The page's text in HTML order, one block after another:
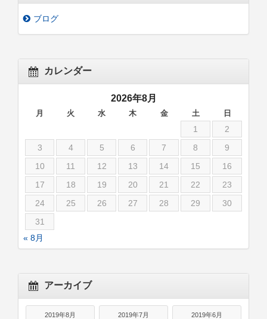
ブログ
カレンダー
2026年8月
月 火 水 木 金 土 日
1
2
3
4 5 6 7 8
9
10
11 12 13 14 15
16
17
18 19 20 21 22
23
24
25 26 27 28 29
30
31
« 8月
アーカイブ
2019年8月 2019年7月 2019年6月